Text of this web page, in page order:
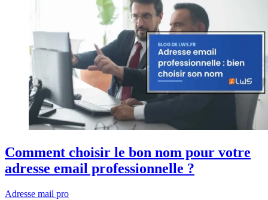
Comment choisir le bon nom pour votre
adresse email professionnelle ?
Adresse mail pro